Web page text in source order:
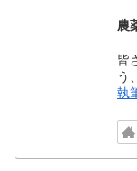
農
皆
う
執